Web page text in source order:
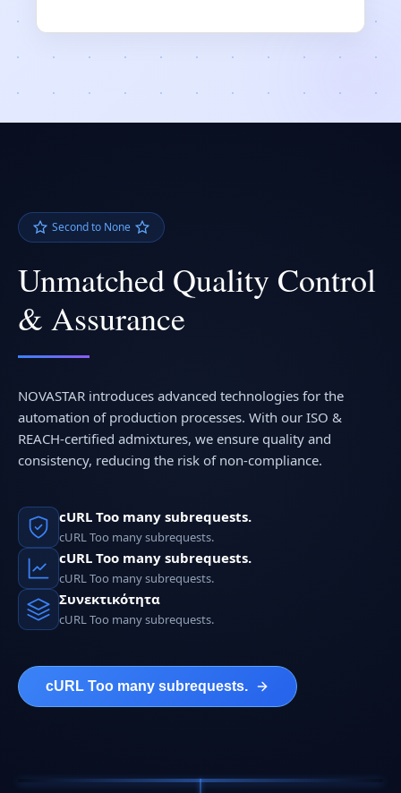
Second to None
Unmatched Quality Control
& Assurance
NOVASTAR introduces advanced technologies for the
automation of production processes. With our ISO &
REACH-certified admixtures, we ensure quality and
consistency, reducing the risk of non-compliance.
cURL Too many subrequests.
cURL Too many subrequests.
cURL Too many subrequests.
cURL Too many subrequests.
Συνεκτικότητα
cURL Too many subrequests.
cURL Too many subrequests.